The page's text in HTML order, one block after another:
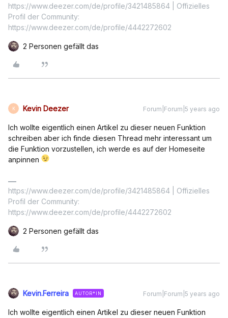
https://www.deezer.com/de/profile/3421485864 | Offizielles
Profil der Community:
https://www.deezer.com/de/profile/4442272602
2 Personen gefällt das
K Kevin Deezer Forum|Forum|5 years ago
Ich wollte eigentlich einen Artikel zu dieser neuen Funktion
schreiben aber ich finde diesen Thread mehr interessant um
die Funktion vorzustellen, ich werde es auf der Homeseite
anpinnen
https://www.deezer.com/de/profile/3421485864 | Offizielles
Profil der Community:
https://www.deezer.com/de/profile/4442272602
2 Personen gefällt das
Kevin.Ferreira AUTOR*IN Forum|Forum|5 years ago
Ich wollte eigentlich einen Artikel zu dieser neuen Funktion